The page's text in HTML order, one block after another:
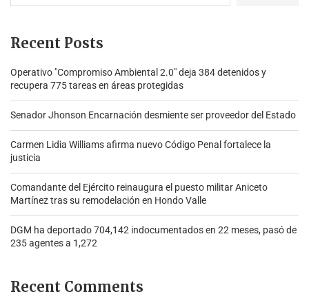
Recent Posts
Operativo "Compromiso Ambiental 2.0″ deja 384 detenidos y
recupera 775 tareas en áreas protegidas
Senador Jhonson Encarnación desmiente ser proveedor del Estado
Carmen Lidia Williams afirma nuevo Código Penal fortalece la
justicia
Comandante del Ejército reinaugura el puesto militar Aniceto
Martínez tras su remodelación en Hondo Valle
DGM ha deportado 704,142 indocumentados en 22 meses, pasó de
235 agentes a 1,272
Recent Comments